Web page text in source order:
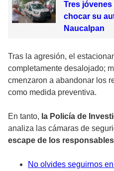
Tres
chocar su
Naucalpan
Tras la agresión, el
completamente desalojado;
cmenzaron a abandonar los
como medida preventiva.
En tanto, la Policía de
analiza las cámaras de
escape de los
No olvides seguirnos